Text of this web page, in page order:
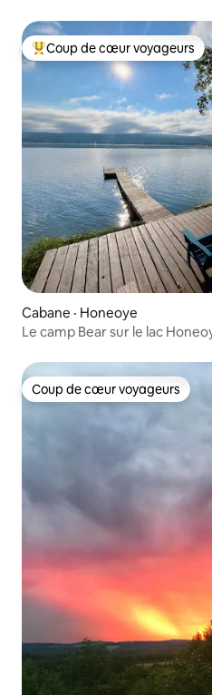
Coup de cœur voyageurs
Coup de cœur voyageurs
Cabane · Honeoye
Le camp Bear sur le lac
Coup de cœur voyageurs
Coup de cœur voyageurs